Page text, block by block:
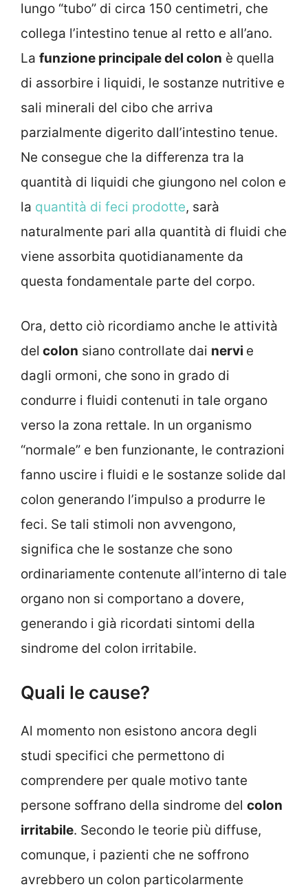
lungo “tubo” di circa 150 centimetri, che
collega l’intestino tenue al retto e all’ano.
La funzione principale del colon è quella
di assorbire i liquidi, le sostanze nutritive e
sali minerali del cibo che arriva
parzialmente digerito dall’intestino tenue.
Ne consegue che la differenza tra la
quantità di liquidi che giungono nel colon e
la quantità di feci prodotte, sarà
naturalmente pari alla quantità di fluidi che
viene assorbita quotidianamente da
questa fondamentale parte del corpo.
Ora, detto ciò ricordiamo anche le attività
del colon siano controllate dai nervi e
dagli ormoni, che sono in grado di
condurre i fluidi contenuti in tale organo
verso la zona rettale. In un organismo
“normale” e ben funzionante, le contrazioni
fanno uscire i fluidi e le sostanze solide dal
colon generando l’impulso a produrre le
feci. Se tali stimoli non avvengono,
significa che le sostanze che sono
ordinariamente contenute all’interno di tale
organo non si comportano a dovere,
generando i già ricordati sintomi della
sindrome del colon irritabile.
Quali le cause?
Al momento non esistono ancora degli
studi specifici che permettono di
comprendere per quale motivo tante
persone soffrano della sindrome del colon
irritabile. Secondo le teorie più diffuse,
comunque, i pazienti che ne soffrono
avrebbero un colon particolarmente